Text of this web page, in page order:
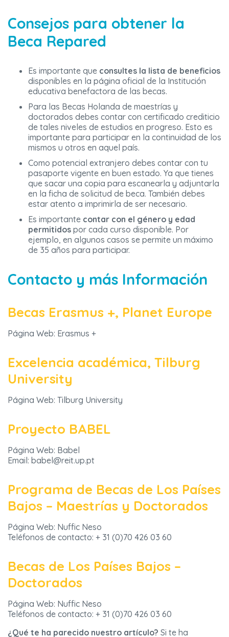
Consejos para obtener la
Beca Repared
Es importante que consultes la lista de beneficios
disponibles en la página oficial de la Institución
educativa benefactora de las becas.
Para las Becas Holanda de maestrías y
doctorados debes contar con certificado crediticio
de tales niveles de estudios en progreso. Esto es
importante para participar en la continuidad de los
mismos u otros en aquel país.
Como potencial extranjero debes contar con tu
pasaporte vigente en buen estado. Ya que tienes
que sacar una copia para escanearla y adjuntarla
en la ficha de solicitud de beca. También debes
estar atento a imprimirla de ser necesario.
Es importante contar con el género y edad
permitidos por cada curso disponible. Por
ejemplo, en algunos casos se permite un máximo
de 35 años para participar.
Contacto y más Información
Becas Erasmus +, Planet Europe
Página Web: Erasmus +
Excelencia académica, Tilburg
University
Página Web: Tilburg University
Proyecto BABEL
Página Web: Babel
Email: babel@reit.up.pt
Programa de Becas de Los Países
Bajos – Maestrías y Doctorados
Página Web: Nuffic Neso
Teléfonos de contacto: + 31 (0)70 426 03 60
Becas de Los Países Bajos –
Doctorados
Página Web: Nuffic Neso
Teléfonos de contacto: + 31 (0)70 426 03 60
¿Qué te ha parecido nuestro artículo? Si te ha